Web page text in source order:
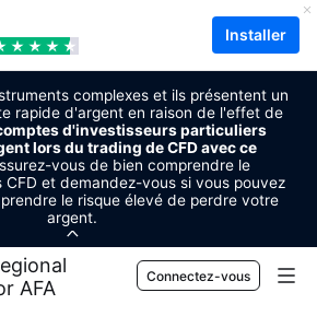
Installer
complexes et ils présentent un
rapide d'argent en raison de l'effet de
d'investisseurs particuliers
lors du trading de CFD avec ce
vous de bien comprendre le
et demandez-vous si vous pouvez
le risque élevé de perdre votre
argent.
Sponsor
AFA
Connectez-vous